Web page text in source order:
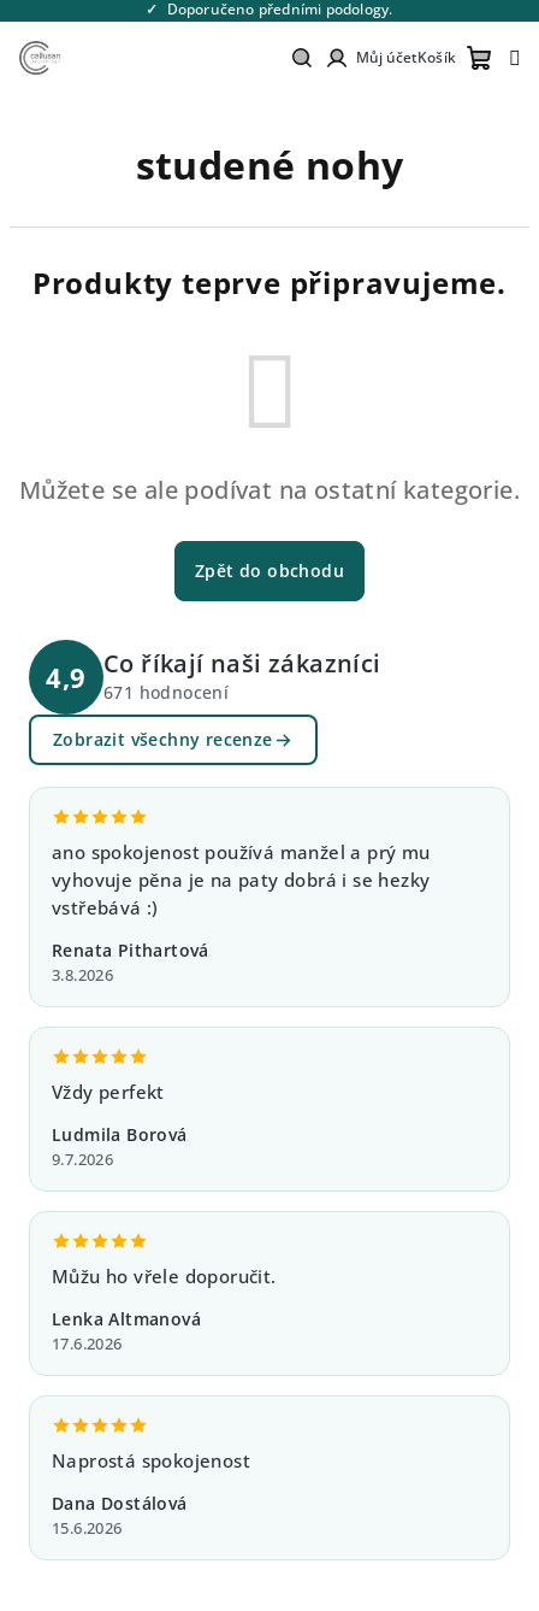
obsah
Doporučeno předními podology.
Můj účetKošík
studené nohy
Produkty teprve připravujeme.
Můžete se ale podívat na ostatní kategorie.
Zpět do obchodu
4,9 Co říkají naši zákazníci
671 hodnocení
Zobrazit všechny recenze
ano spokojenost používá manžel a prý mu
vyhovuje pěna je na paty dobrá i se hezky
vstřebává :)
Renata Pithartová
3.8.2026
Vždy perfekt
Ludmila Borová
9.7.2026
Můžu ho vřele doporučit.
Lenka Altmanová
17.6.2026
Naprostá spokojenost
Dana Dostálová
15.6.2026